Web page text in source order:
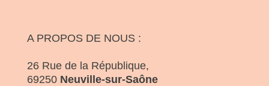
A PROPOS DE NOUS :
26 Rue de la République,
69250 Neuville-sur-Saône